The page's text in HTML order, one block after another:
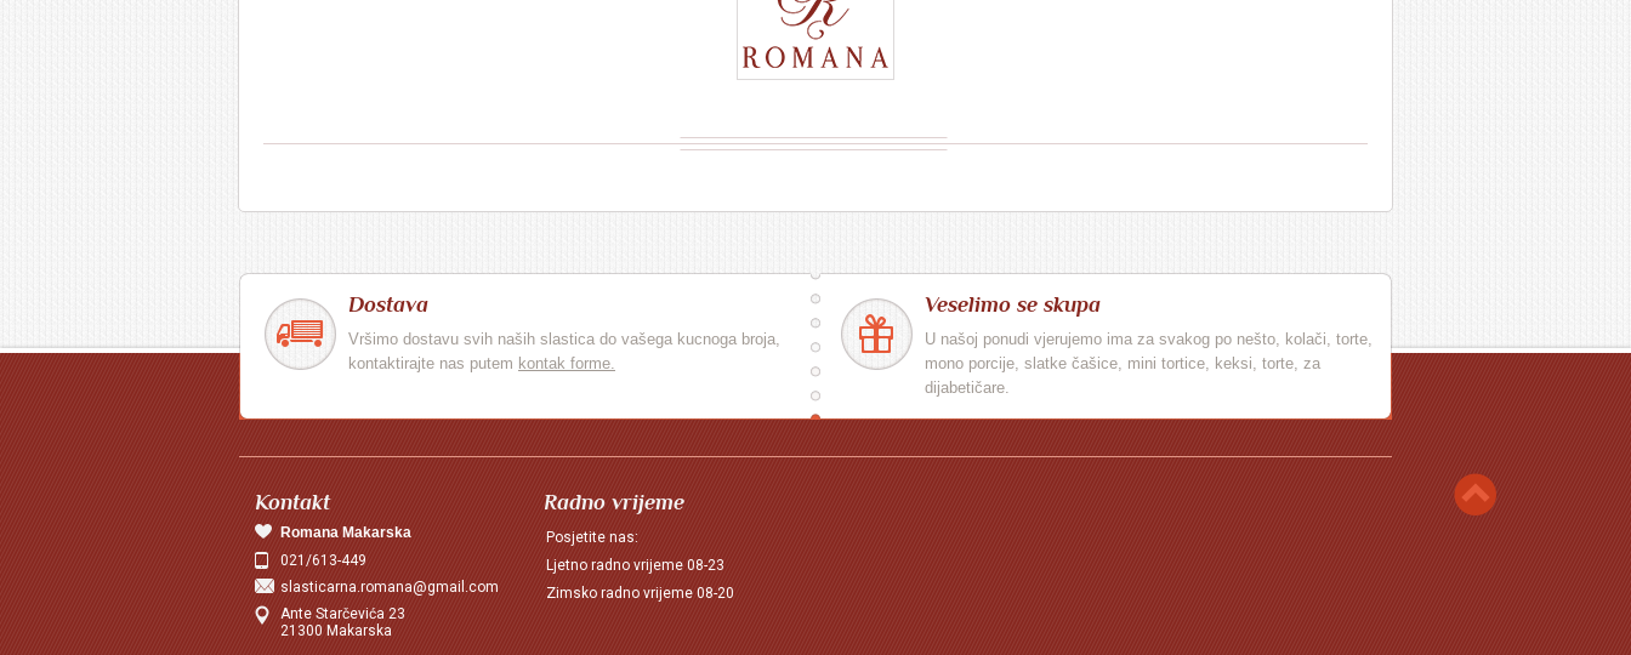
Dostava
Vršimo dostavu svih naših slastica do vašega kucnoga broja,
kontaktirajte nas putem kontak forme.
Veselimo se skupa
U našoj ponudi vjerujemo ima za svakog po nešto, kolači, torte,
mono porcije, slatke čašice, mini tortice, keksi, torte, za
dijabetičare.
Kontakt
Romana Makarska
021/613-449
slasticarna.romana@gmail.com
Ante Starčevića 23
21300 Makarska
Radno vrijeme
Posjetite nas:
Ljetno radno vrijeme 08-23
Zimsko radno vrijeme 08-20